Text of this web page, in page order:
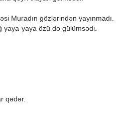
Muradın gözlərindən yayınmadı.
yaya özü də gülümsədi.
qədər.